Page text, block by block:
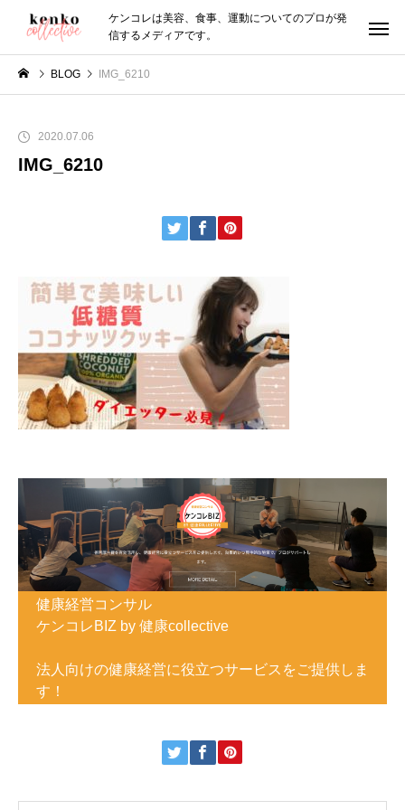
ケンコレは美容、食事、運動についてのプロが発
信するメディアです。
BLOG IMG_6210
2020.07.06
IMG_6210
健康経営コンサル
ケンコレBIZ by 健康collective
法人向けの健康経営に役立つサービスをご提供しま
す！